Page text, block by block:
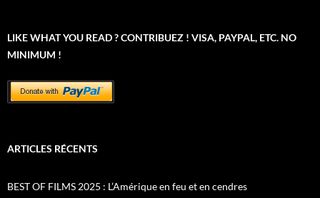
LIKE WHAT YOU READ ? CONTRIBUEZ ! VISA, PAYPAL, ETC. NO
MINIMUM !
ARTICLES RÉCENTS
BEST OF FILMS 2025 : L’Amérique en feu et en cendres